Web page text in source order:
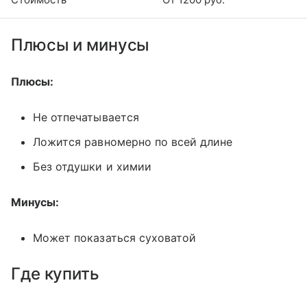
Плюсы и минусы
Плюсы:
Не отпечатывается
Ложится равномерно по всей длине
Без отдушки и химии
Минусы:
Может показаться суховатой
Где купить